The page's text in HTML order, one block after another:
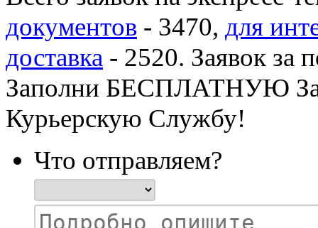
документов - 3470, для
доставка - 2520. Заявок за
Заполни БЕСПЛАТНУЮ
Курьерскую Службу!
Что отправляем?